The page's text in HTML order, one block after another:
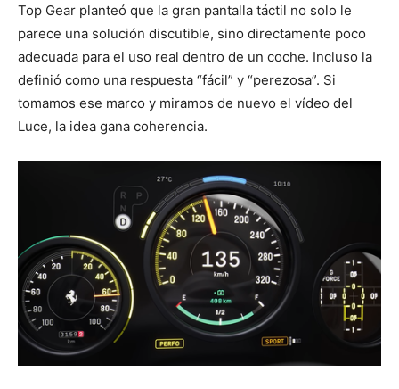
Top Gear planteó que la gran pantalla táctil no solo le
parece una solución discutible, sino directamente poco
adecuada para el uso real dentro de un coche. Incluso la
definió como una respuesta “fácil” y “perezosa”. Si
tomamos ese marco y miramos de nuevo el vídeo del
Luce, la idea gana coherencia.